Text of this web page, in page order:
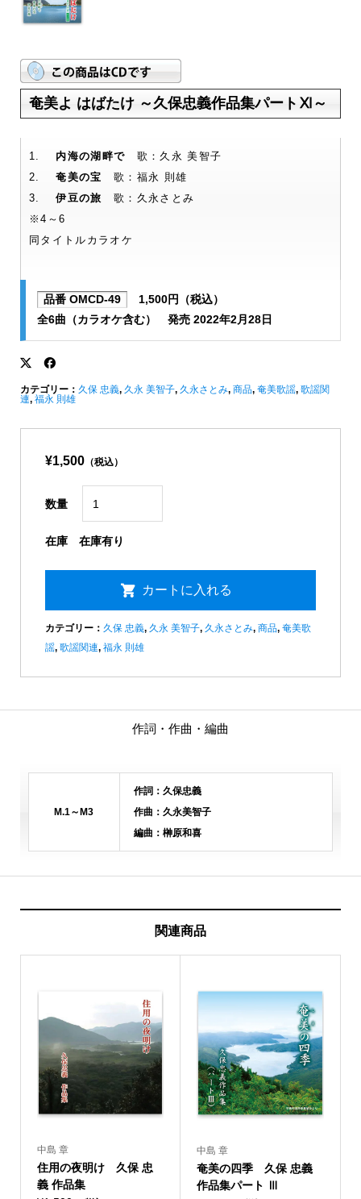
奄美よ はばたけ ～久保忠義作品集パートⅪ～
1. 内海の湖畔で 歌：久永 美智子
2.奄美の宝
歌：福永 則雄
3.伊豆の旅
歌：久永さとみ
※4～6
同タイトルカラオケ
品番 OMCD-49
1,500円（税込）
全6曲（カラオケ含む） 発売 2022年2月28日
カテゴリー： 久保 忠義, 久永 美智子, 久永さとみ, 商品, 奄美歌謡, 歌謡関
連, 福永 則雄
¥1,500（税込）
数量
在庫 在庫有り
カテゴリー： 久保 忠義, 久永 美智子, 久永さとみ, 商品, 奄美歌
謡, 歌謡関連, 福永 則雄
作詞・作曲・編曲
M.1～M3
作詞：久保忠義
作曲：久永美智子
編曲：榊原和喜
関連商品
中島 章
住用の夜明け 久保 忠
義 作品集
中島 章
奄美の四季 久保 忠義
作品集パート Ⅲ